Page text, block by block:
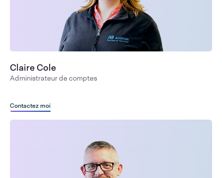
Claire Cole
Administrateur de comptes
Contactez moi